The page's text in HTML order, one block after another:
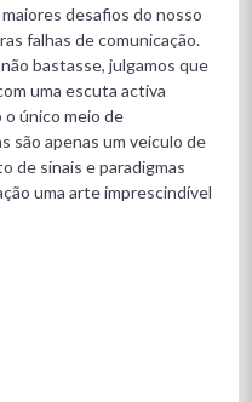
desafios do nosso
falhas de comunicação.
bastasse, julgamos que
uma escuta activa
o único meio de
são apenas um veiculo de
de sinais e paradigmas
uma arte imprescindível